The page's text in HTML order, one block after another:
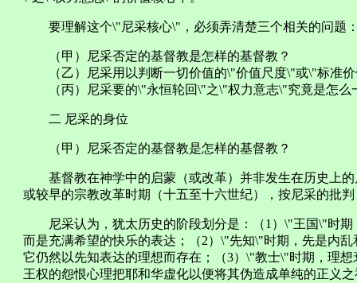
要理解这个\"尼采核心\"，必须弄清楚三个相关的问题
（甲）尼采否定的基督教是怎样的基督教？
（乙）尼采用以判断一切价值的\"价值尺度\"或\"标准价
（丙）尼采要的\"永恒轮回\"之\"权力意志\"究竟是怎么
二 尼采的身位
（甲）尼采否定的基督教是怎样的基督教？
基督教在神学中的启蒙（或改革）并非发生在历史上的
或较早的宗教改革时期（十五至十六世纪），按尼采的批
尼采认为，犹太历史的阶段划分是：（1）\"王国\"时期
而是充满希望的快乐的表达；（2）\"先知\"时期，先是内
它仍然以先知表达的理想而存在；（3）\"教士\"时期，理
王权的怨恨心理把耶和华虚化以便将其伪造成单纯的正义